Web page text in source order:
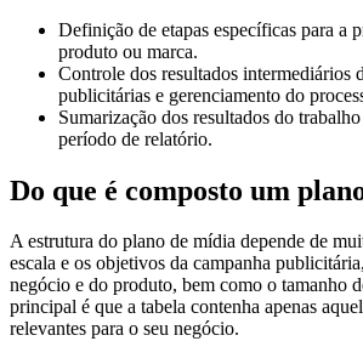
Definição de etapas específicas para a
produto ou marca.
Controle dos resultados intermediários
publicitárias e gerenciamento do
Sumarização dos resultados do
período de relatório.
Do que é composto um
A estrutura do plano de mídia depende de
escala e os objetivos da campanha
negócio e do produto, bem como o tamanho
principal é que a tabela contenha apenas
relevantes para o seu negócio.